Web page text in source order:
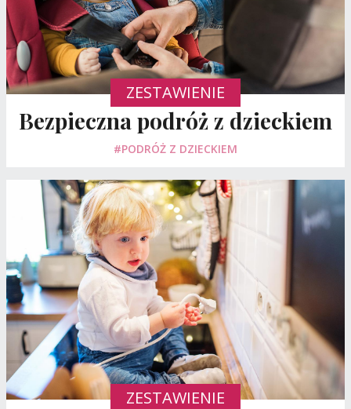
ZESTAWIENIE
Bezpieczna podróż z dzieckiem
#PODRÓŻ Z DZIECKIEM
ZESTAWIENIE